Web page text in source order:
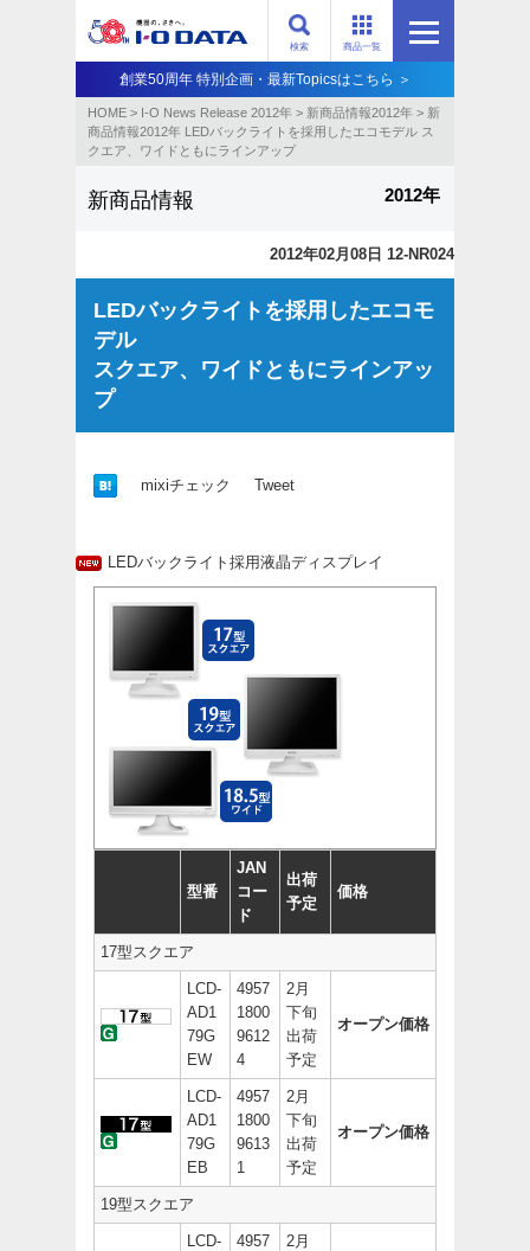
商品一覧
検索
創業50周年 特別企画・最新Topicsはこちら ＞
HOME > I-O News Release 2012年 > 新商品情報2012年 > 新
商品情報2012年 LEDバックライトを採用したエコモデル ス
クエア、ワイドともにラインアップ
新商品情報 2012年
2012年02月08日 12-NR024
LEDバックライトを採用したエコモ
デル
スクエア、ワイドともにラインアッ
プ
mixiチェック Tweet
LEDバックライト採用液晶ディスプレイ
型番
JAN
コー
ド
出荷
予定
価格
17型スクエア
LCD-
AD1
79G
EW
4957
1800
9612
4
2月
下旬
出荷
予定
オープン価格
LCD-
AD1
79G
EB
4957
1800
9613
1
2月
下旬
出荷
予定
オープン価格
19型スクエア
LCD-
4957
2月